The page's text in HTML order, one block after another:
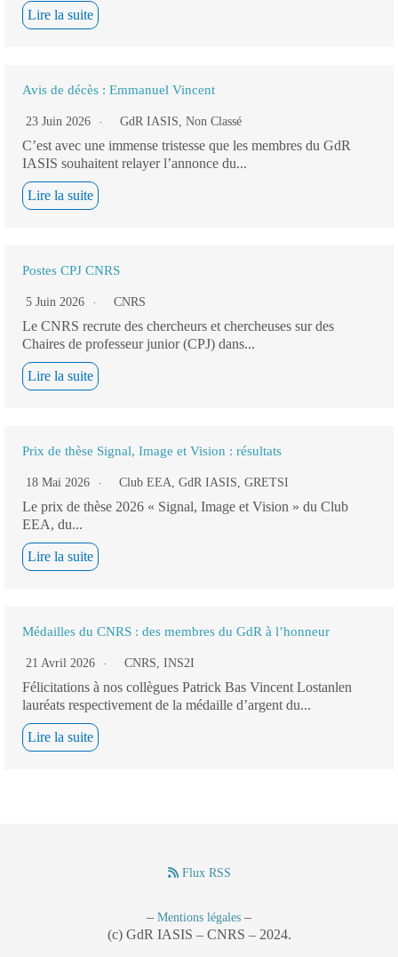
Lire la suite
Avis de décès : Emmanuel Vincent
23 Juin 2026 GdR IASIS, Non Classé
C’est avec une immense tristesse que les membres du GdR
IASIS souhaitent relayer l’annonce du...
Lire la suite
Postes CPJ CNRS
5 Juin 2026 CNRS
Le CNRS recrute des chercheurs et chercheuses sur des
Chaires de professeur junior (CPJ) dans...
Lire la suite
Prix de thèse Signal, Image et Vision : résultats
18 Mai 2026 Club EEA, GdR IASIS, GRETSI
Le prix de thèse 2026 « Signal, Image et Vision » du Club
EEA, du...
Lire la suite
Médailles du CNRS : des membres du GdR à l’honneur
21 Avril 2026 CNRS, INS2I
Félicitations à nos collègues Patrick Bas Vincent Lostanlen
lauréats respectivement de la médaille d’argent du...
Lire la suite
Flux RSS
– Mentions légales –
(c) GdR IASIS – CNRS – 2024.